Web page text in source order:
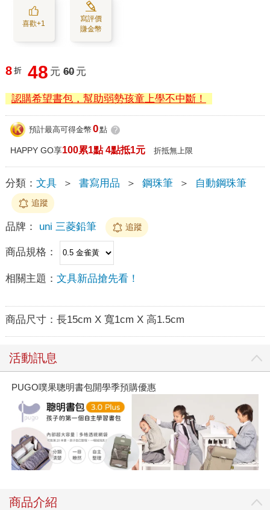
喜歡+1
寫評價
賺金幣
8 折 48 元 60 元
認購希望書包，幫助弱勢孩童上學不中斷！
預計最高可得金幣 0點 ?
HAPPY GO享100累1點 4點抵1元 折抵無上限
分類： 文具 ＞ 書寫用品 ＞ 鋼珠筆 ＞ 自動鋼珠筆
追蹤
品牌： uni 三菱鉛筆 追蹤
商品規格：
相關主題： 文具新品搶先看！
商品尺寸： 長15cm X 寬1cm X 高1.5cm
活動訊息
PUGO噗果聰明書包開學季預購優惠
商品介紹